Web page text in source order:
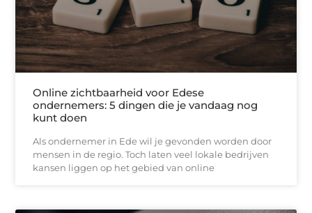
Online zichtbaarheid voor Edese
ondernemers: 5 dingen die je vandaag nog
kunt doen
Als ondernemer in Ede wil je gevonden worden door
mensen in de regio. Toch laten veel lokale bedrijven
kansen liggen op het gebied van online